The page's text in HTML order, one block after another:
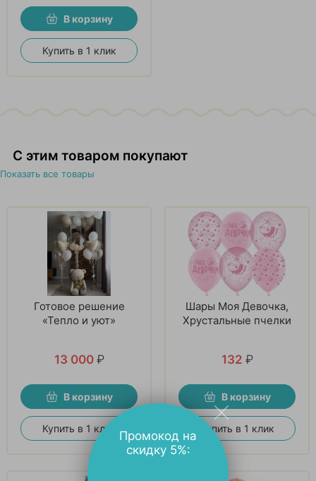
В корзину
Купить в 1 клик
С этим товаром покупают
Показать все товары
Готовое решение
«Тепло и уют»
13 000 ₽
В корзину
Купить в 1 клик
Шары Моя Девочка,
Хрустальные пчелки
132 ₽
В корзину
Купить в 1 клик
Промокод на
скидку 5%: